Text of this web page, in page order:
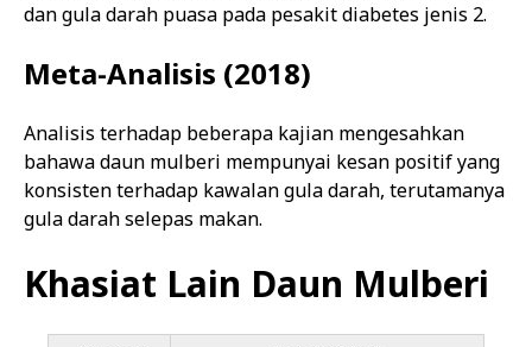
dan gula darah puasa pada pesakit diabetes jenis 2.
Meta-Analisis (2018)
Analisis terhadap beberapa kajian mengesahkan
bahawa daun mulberi mempunyai kesan positif yang
konsisten terhadap kawalan gula darah, terutamanya
gula darah selepas makan.
Khasiat Lain Daun Mulberi